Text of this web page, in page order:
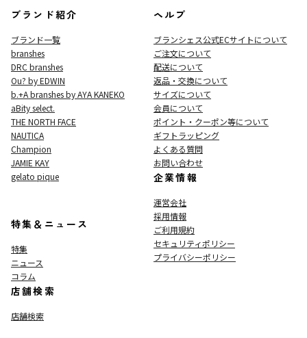
ブランド紹介
ブランド一覧
branshes
DRC branshes
Ou? by EDWIN
b.+A branshes by AYA KANEKO
aBity select.
THE NORTH FACE
NAUTICA
Champion
JAMIE KAY
gelato pique
特集＆ニュース
特集
ニュース
コラム
店舗検索
店舗検索
ヘルプ
ブランシェス公式ECサイトについて
ご注文について
配送について
返品・交換について
サイズについて
会員について
ポイント・クーポン等について
ギフトラッピング
よくある質問
お問い合わせ
企業情報
運営会社
採用情報
ご利用規約
セキュリティポリシー
プライバシーポリシー